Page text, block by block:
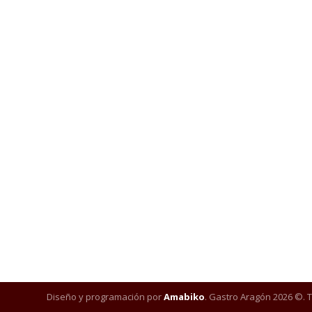
Diseño y programación porAmabiko. Gastro Aragón 2026 ©.